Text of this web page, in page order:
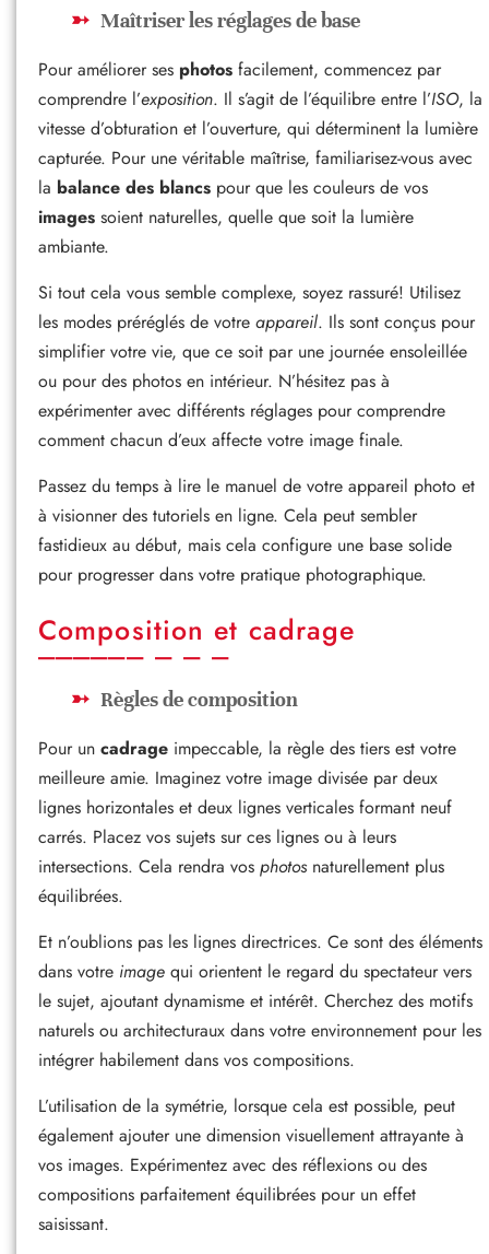
Maîtriser les réglages de base
Pour améliorer ses photos facilement, commencez par
comprendre l’exposition. Il s’agit de l’équilibre entre l’ISO, la
vitesse d’obturation et l’ouverture, qui déterminent la lumière
capturée. Pour une véritable maîtrise, familiarisez-vous avec
la balance des blancs pour que les couleurs de vos
images soient naturelles, quelle que soit la lumière
ambiante.
Si tout cela vous semble complexe, soyez rassuré! Utilisez
les modes préréglés de votre appareil. Ils sont conçus pour
simplifier votre vie, que ce soit par une journée ensoleillée
ou pour des photos en intérieur. N’hésitez pas à
expérimenter avec différents réglages pour comprendre
comment chacun d’eux affecte votre image finale.
Passez du temps à lire le manuel de votre appareil photo et
à visionner des tutoriels en ligne. Cela peut sembler
fastidieux au début, mais cela configure une base solide
pour progresser dans votre pratique photographique.
Composition et cadrage
Règles de composition
Pour un cadrage impeccable, la règle des tiers est votre
meilleure amie. Imaginez votre image divisée par deux
lignes horizontales et deux lignes verticales formant neuf
carrés. Placez vos sujets sur ces lignes ou à leurs
intersections. Cela rendra vos photos naturellement plus
équilibrées.
Et n’oublions pas les lignes directrices. Ce sont des éléments
dans votre image qui orientent le regard du spectateur vers
le sujet, ajoutant dynamisme et intérêt. Cherchez des motifs
naturels ou architecturaux dans votre environnement pour les
intégrer habilement dans vos compositions.
L’utilisation de la symétrie, lorsque cela est possible, peut
également ajouter une dimension visuellement attrayante à
vos images. Expérimentez avec des réflexions ou des
compositions parfaitement équilibrées pour un effet
saisissant.